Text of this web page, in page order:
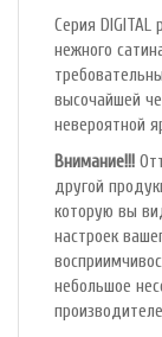
Серия DIGITAL
нежного
высочайшей
невероятной
Внимание!!!
другой
которую вы
настроек
небольшое